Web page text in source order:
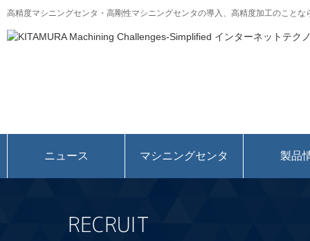
高精度マシニングセンタ・高剛性マシニングセンタの導入、高精度加工のことな
ニュース マシニングセンタ 製品